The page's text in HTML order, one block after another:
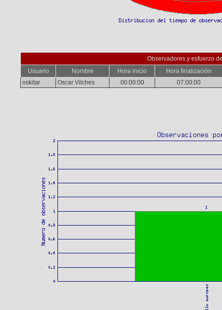
Observadores y esfuerzo
Usuario
Nombre Hora inicio
Hora finalización
oskitar
Oscar Vilches 00:00:00 07:00:00